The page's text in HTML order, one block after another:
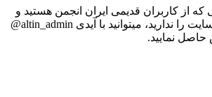
از کاربران قدیمی ایران انجمن هستید و
امکان ورود به سایت را ندارید، میتوانید با آیدی altin_admin@
حاصل نمایید.